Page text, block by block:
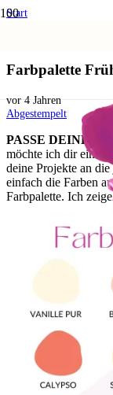
Start
Farbpalette
vor 4 Jahren
Abgestempelt
PASSE DEINE
möchte ich dir einen
deine Projekte an die
einfach die Farben
Farbpalette. Ich